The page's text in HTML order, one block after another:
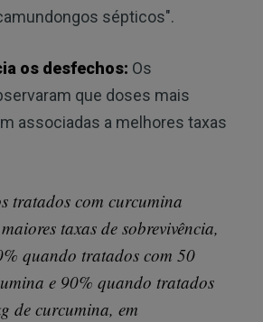
sépticos".
os desfechos: Os
que doses mais
associadas a melhores taxas
tratados com curcumina
taxas de sobrevivência,
quando tratados com 50
e 90% quando tratados
de curcumina, em